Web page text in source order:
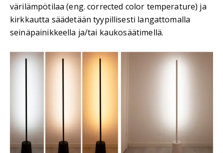
värilämpötilaa (eng. corrected color temperature) ja
kirkkautta säädetään tyypillisesti langattomalla
seinäpainikkeella ja/tai kaukosäätimellä.